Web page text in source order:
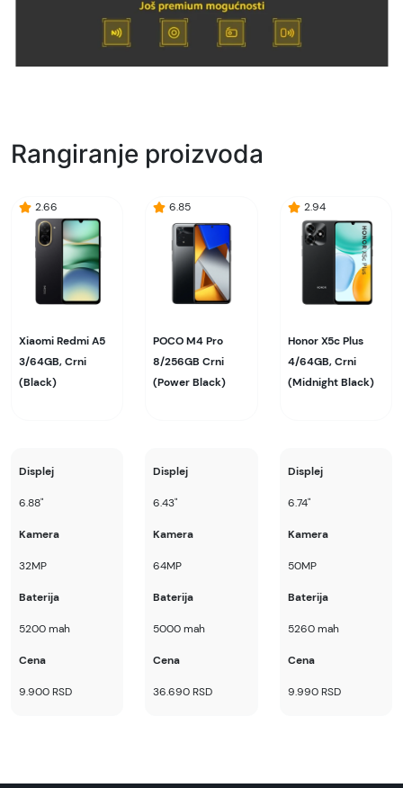
Rangiranje proizvoda
2.66
Xiaomi Redmi A5
3/64GB, Crni
(Black)
6.85
POCO M4 Pro
8/256GB Crni
(Power Black)
2.94
Honor X5c Plus
4/64GB, Crni
(Midnight Black)
Displej
6.88"
Kamera
32MP
Baterija
5200 mah
Cena
9.900 RSD
Displej
6.43"
Kamera
64MP
Baterija
5000 mah
Cena
36.690 RSD
Displej
6.74"
Kamera
50MP
Baterija
5260 mah
Cena
9.990 RSD